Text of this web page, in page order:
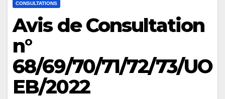
CONSULTATIONS
Avis de Consultation
n°
68/69/70/71/72/73/UO
EB/2022